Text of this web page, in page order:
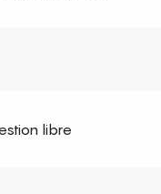
libre